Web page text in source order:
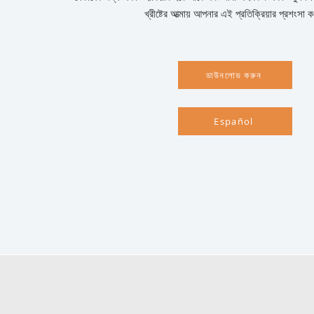
খ্রীষ্টের আত্মায় আপনার এই প্রতিক্রিয়ার প্রশংসা
ডাউনলোড করুন
Español